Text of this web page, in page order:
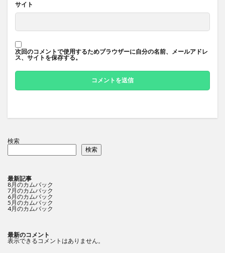
サイト
次回のコメントで使用するためブラウザーに自分の名前、メールアドレ
ス、サイトを保存する。
検索
検索
最新記事
8月のカムバック
7月のカムバック
6月のカムバック
5月のカムバック
4月のカムバック
最新のコメント
表示できるコメントはありません。